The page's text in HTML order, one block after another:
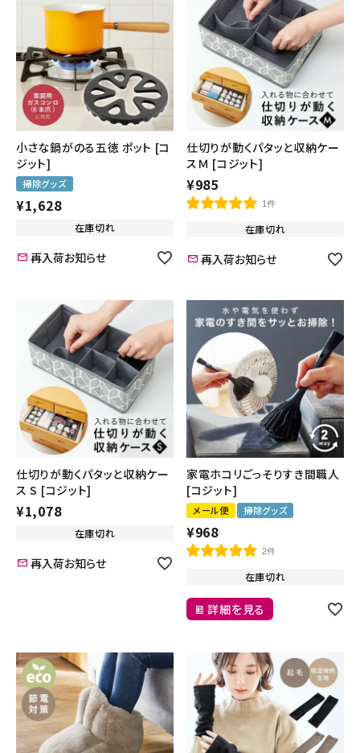
特定商取引法について
会社概要
お問い合わせ
小さな鍋がのる五徳 ポット [コ
ジット]
掃除グッズ
¥1,628
在庫切れ
再入荷お知らせ
仕切りが動くパタッと収納ケー
スＭ [コジット]
¥985
1件
在庫切れ
再入荷お知らせ
仕切りが動くパタッと収納ケー
ス S [コジット]
¥1,078
在庫切れ
再入荷お知らせ
家電ホコリごっそりすき間職人
[コジット]
メール便 掃除グッズ
¥968
2件
在庫切れ
詳細を見る